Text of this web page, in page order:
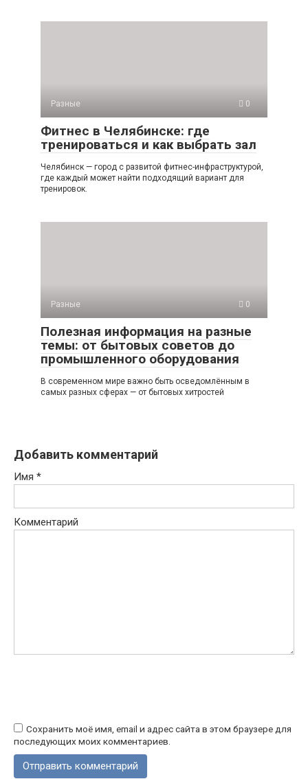
Разные 0
Фитнес в Челябинске: где
тренироваться и как выбрать зал
Челябинск — город с развитой фитнес-инфраструктурой,
где каждый может найти подходящий вариант для
тренировок.
Разные 0
Полезная информация на разные
темы: от бытовых советов до
промышленного оборудования
В современном мире важно быть осведомлённым в
самых разных сферах — от бытовых хитростей
Добавить комментарий
Имя *
Комментарий
Сохранить моё имя, email и адрес сайта в этом браузере для
последующих моих комментариев.